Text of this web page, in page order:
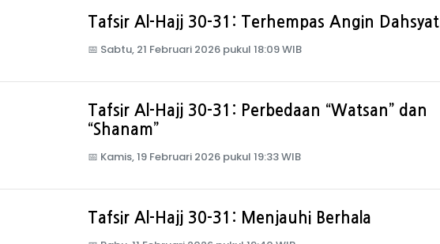
Tafsir Al-Hajj 30-31: Terhempas Angin Dahsyat
📅 Sabtu, 21 Februari 2026 pukul 18:09 WIB
Tafsir Al-Hajj 30-31: Perbedaan “Watsan” dan
“Shanam”
📅 Kamis, 19 Februari 2026 pukul 19:33 WIB
Tafsir Al-Hajj 30-31: Menjauhi Berhala